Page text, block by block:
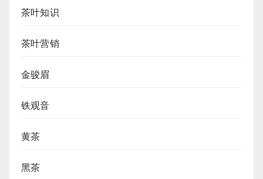
茶叶知识
茶叶营销
金骏眉
铁观音
黄茶
黑茶